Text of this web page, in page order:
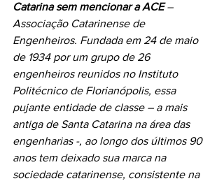
Catarina sem mencionar a ACE –
Associação Catarinense de
Engenheiros. Fundada em 24 de maio
de 1934 por um grupo de 26
engenheiros reunidos no Instituto
Politécnico de Florianópolis, essa
pujante entidade de classe – a mais
antiga de Santa Catarina na área das
engenharias -, ao longo dos últimos 90
anos tem deixado sua marca na
sociedade catarinense, consistente na